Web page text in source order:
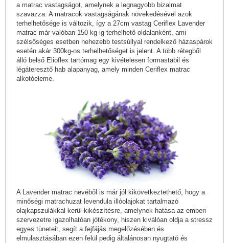
a matrac vastagságot, amelynek a legnagyobb bizalmat
szavazza. A matracok vastagságának növekedésével azok
terhelhetősége is változik, így a 27cm vastag Ceriflex Lavender
matrac már valóban 150 kg-ig terhelhető oldalanként, ami
szélsőséges esetben nehezebb testsúllyal rendelkező házaspárok
esetén akár 300kg-os terhelhetőséget is jelent. A több rétegből
álló belső Elioflex tartómag egy kivételesen formastabil és
légáteresztő hab alapanyag, amely minden Ceriflex matrac
alkotóeleme.
A Lavender matrac nevéből is már jól kikövetkeztethető, hogy a
minőségi matrachuzat levendula illóolajokat tartalmazó
olajkapszulákkal kerül kikészítésre, amelynek hatása az emberi
szervezetre igazolhatóan jótékony, hiszen kiválóan oldja a stressz
egyes tüneteit, segít a fejfájás megelőzésében és
elmulasztásában ezen felül pedig általánosan nyugtató és